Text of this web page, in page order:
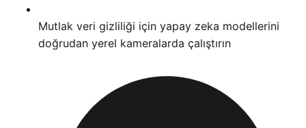
Mutlak veri gizliliği için yapay zeka modellerini
doğrudan yerel kameralarda çalıştırın